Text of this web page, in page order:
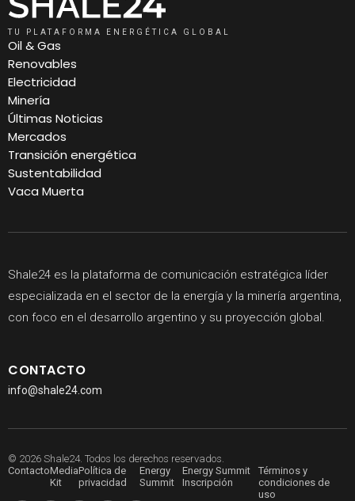
TU PLATAFORMA ENERGÉTICA GLOBAL
Oil & Gas
Renovables
Electricidad
Minería
Últimas Noticias
Mercados
Transición energética
Sustentabilidad
Vaca Muerta
Shale24 es la plataforma de comunicación estratégica líder
especializada en el sector de la energía y la minería argentina,
con foco en el desarrollo argentino y su proyección global.
CONTACTO
info@shale24.com
© 2026 Shale24. Todos los derechos reservados.
ContactoMedia
Kit
Política de
privacidad
Energy
Summit
Energy Summit
Inscripción
Términos y
condiciones de
uso